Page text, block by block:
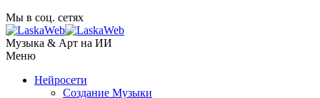
Мы в соц. сетях
Музыка & Арт на ИИ
Меню
Нейросети
Создание Музыки